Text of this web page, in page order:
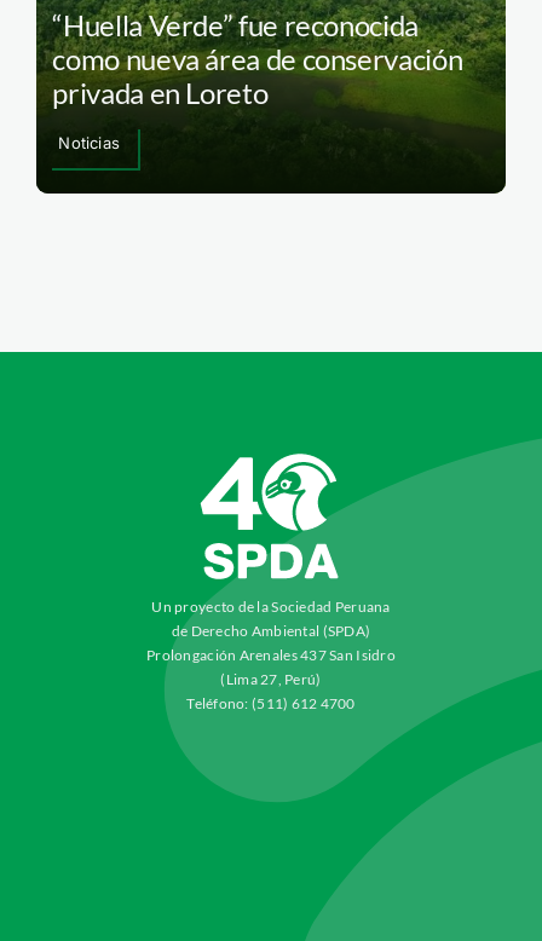
“Huella Verde” fue reconocida
como nueva área de conservación
privada en Loreto
Noticias
Un proyecto de la Sociedad Peruana
de Derecho Ambiental (SPDA)
Prolongación Arenales 437 San Isidro
(Lima 27, Perú)
Teléfono: (511) 612 4700